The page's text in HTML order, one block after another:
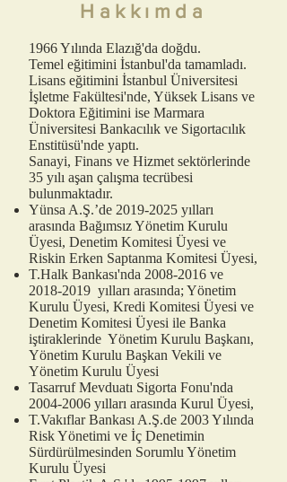
Hakkımda
1966 Yılında Elazığ'da doğdu.
Temel eğitimini İstanbul'da tamamladı.
Lisans eğitimini İstanbul Üniversitesi
İşletme Fakültesi'nde, Yüksek Lisans ve
Doktora Eğitimini ise Marmara
Üniversitesi Bankacılık ve Sigortacılık
Enstitüsü'nde yaptı.
Sanayi, Finans ve Hizmet sektörlerinde
35 yılı aşan çalışma tecrübesi
bulunmaktadır.
Yünsa A.Ş.’de 2019-2025 yılları
arasında Bağımsız Yönetim Kurulu
Üyesi, Denetim Komitesi Üyesi ve
Riskin Erken Saptanma Komitesi Üyesi,
T.Halk Bankası'nda 2008-2016 ve
2018-2019 yılları arasında; Yönetim
Kurulu Üyesi, Kredi Komitesi Üyesi ve
Denetim Komitesi Üyesi ile Banka
iştiraklerinde Yönetim Kurulu Başkanı,
Yönetim Kurulu Başkan Vekili ve
Yönetim Kurulu Üyesi
Tasarruf Mevduatı Sigorta Fonu'nda
2004-2006 yılları arasında Kurul Üyesi,
T.Vakıflar Bankası A.Ş.de 2003 Yılında
Risk Yönetimi ve İç Denetimin
Sürdürülmesinden Sorumlu Yönetim
Kurulu Üyesi